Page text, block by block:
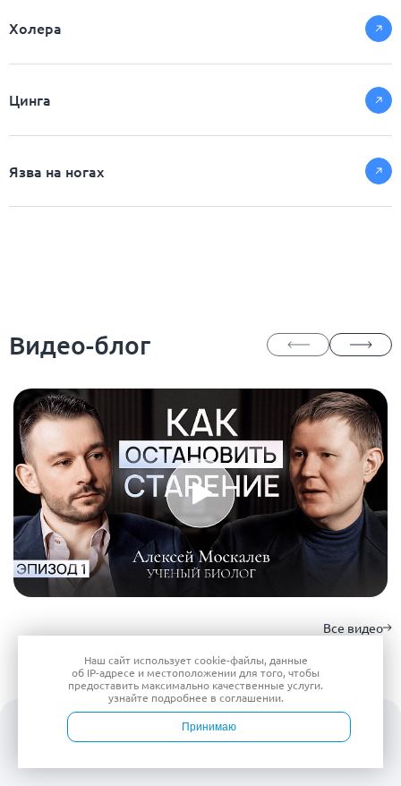
Холера
Цинга
Язва на ногах
Видео-блог
Все видео
Наш сайт используетcookie-файлы, данные
об IP-адресе и местоположении для того, чтобы
предоставить максимально качественные услуги.
узнайте подробнее в соглашении.
Принимаю